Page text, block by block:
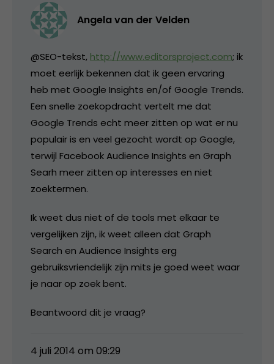
Angela van der Velden
@SEO-tekst, http://www.editorsproject.com; ik
moet eerlijk bekennen dat ik geen ervaring
heb met Google Insights en/of Google Trends.
Een snelle zoekopdracht vertelt me dat
Google Trends echt meer zitten op wat er nu
populair is en veel gezocht wordt op Google,
terwijl Facebook Audience Insights en Graph
Searh meer zitten op interesses en niet
zoektermen.
Ik weet dus niet of de tools met elkaar te
vergelijken zijn, ik weet alleen dat Graph
Search en Audience Insights erg
gebruiksvriendelijk zijn mits je goed weet waar
je naar op zoek bent.
Beantwoord dit je vraag?
4 juli 2014 om 09:29